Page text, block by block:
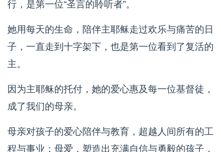
行，是第一位“圣言的聆听者”。
她用每天的生命，陪伴主耶稣走过欢乐与痛苦的日
子，一直走到十字架下，也是第一位看到了复活的
主。
因为主耶稣的托付，她的爱心惠及每一位基督徒，
成了我们的母亲。
母亲对孩子的爱心陪伴与教育，超越人间所有的工
程与事业；母爱，塑造出充满自信与勇毅的孩子，